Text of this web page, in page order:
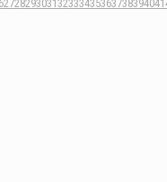
272829303132333435363738394041